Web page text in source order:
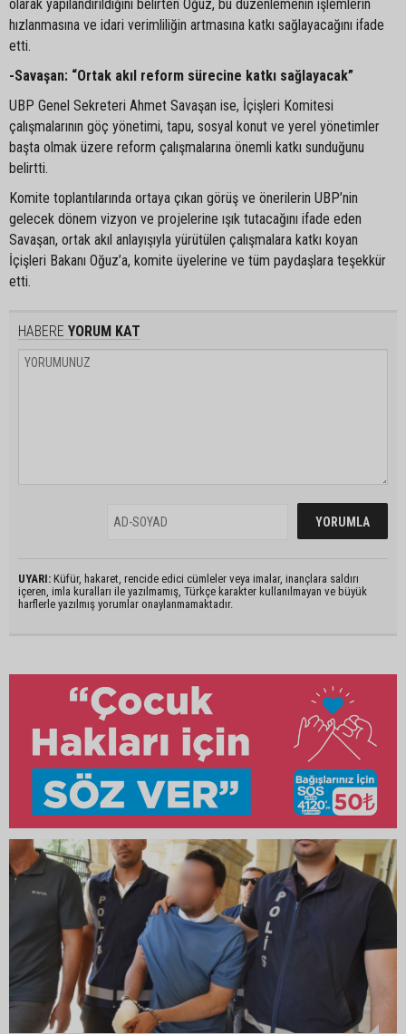
olarak yapılandırıldığını belirten Oğuz, bu düzenlemenin işlemlerin
hızlanmasına ve idari verimliliğin artmasına katkı sağlayacağını ifade
etti.
-Savaşan: “Ortak akıl reform sürecine katkı sağlayacak”
UBP Genel Sekreteri Ahmet Savaşan ise, İçişleri Komitesi
çalışmalarının göç yönetimi, tapu, sosyal konut ve yerel yönetimler
başta olmak üzere reform çalışmalarına önemli katkı sunduğunu
belirtti.
Komite toplantılarında ortaya çıkan görüş ve önerilerin UBP’nin
gelecek dönem vizyon ve projelerine ışık tutacağını ifade eden
Savaşan, ortak akıl anlayışıyla yürütülen çalışmalara katkı koyan
İçişleri Bakanı Oğuz’a, komite üyelerine ve tüm paydaşlara teşekkür
etti.
HABERE YORUM KAT
UYARI: Küfür, hakaret, rencide edici cümleler veya imalar, inançlara saldırı
içeren, imla kuralları ile yazılmamış, Türkçe karakter kullanılmayan ve büyük
harflerle yazılmış yorumlar onaylanmamaktadır.